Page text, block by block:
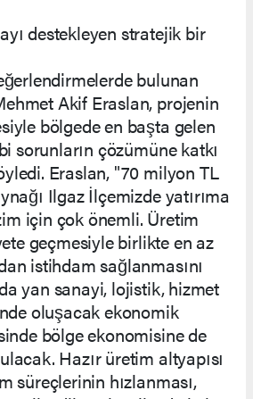
destekleyen stratejik bir
bulunan
Akif Eraslan, projenin
bölgede en başta gelen
sorunların çözümüne katkı
Eraslan, "70 milyon TL
Ilgaz İlçemizde yatırıma
için çok önemli. Üretim
geçmesiyle birlikte en az
istihdam sağlanmasını
yan sanayi, lojistik, hizmet
oluşacak ekonomik
bölge ekonomisine de
Hazır üretim altyapısı
süreçlerinin hızlanması,